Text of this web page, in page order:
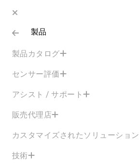
製品
製品カタログ
センサー評価
アシスト / サポート
販売代理店
カスタマイズされたソリューション
技術